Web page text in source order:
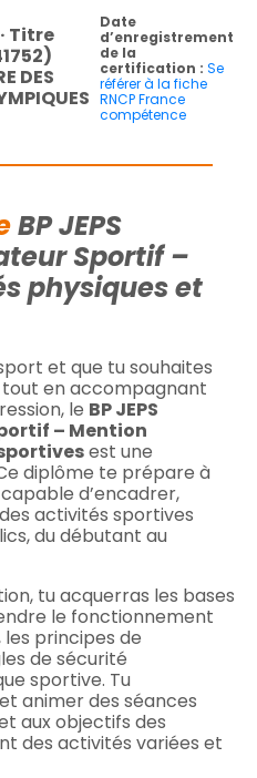
Titre
DES
Date
d’enregistrement
de la
certification : Se
référer à la fiche
RNCP France
compétence
BP JEPS
Sportif –
physiques et
et que tu souhaites
en accompagnant
le BP JEPS
– Mention
est une
diplôme te prépare à
d’encadrer,
activités sportives
du débutant au
tu acquerras les bases
le fonctionnement
principes de
de sécurité
sportive. Tu
animer des séances
aux objectifs des
des activités variées et